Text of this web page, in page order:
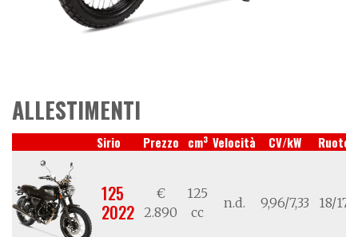
ALLESTIMENTI
Sirio Prezzo cm3 Velocità CV/kW Ruote
125
2022
€
2.890
125
cc
n.d. 9,96/7,33 18/17